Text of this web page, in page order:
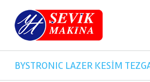
BYSTRONIC LAZER KESİM